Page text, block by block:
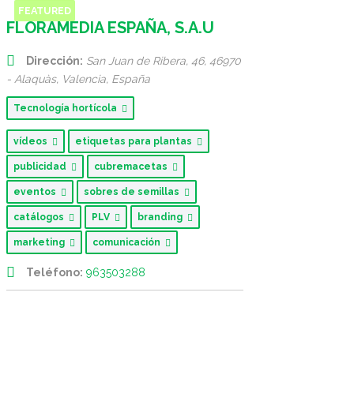
FEATURED
FLORAMEDIA ESPAÑA, S.A.U
Dirección: San Juan de Ribera, 46, 46970
- Alaquàs, Valencia, España
Tecnología hortícola
vídeos etiquetas para plantas
publicidad cubremacetas
eventos sobres de semillas
catálogos PLV branding
marketing comunicación
Teléfono: 963503288